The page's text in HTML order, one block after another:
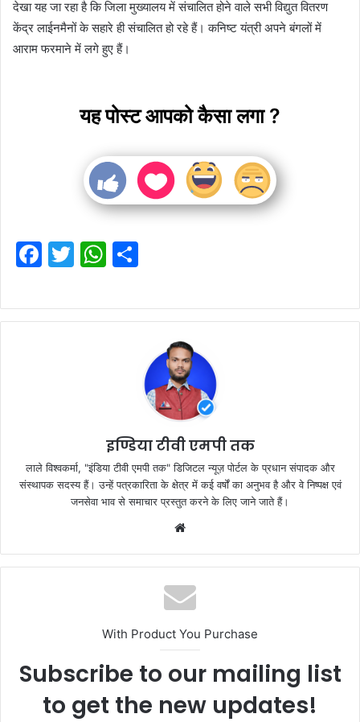
देखा यह जा रहा है कि जिला मुख्यालय में संचालित होने वाले सभी विद्युत वितरण
केंद्र लाईनमैनों के सहारे ही संचालित हो रहे हैं। कनिष्ट यंत्री अपने बंगलों में
आराम फरमाने में लगे हुए हैं।
यह पोस्ट आपको कैसा लगा ?
F
c
e
T
itt
er
W
at
s
ar
e
इण्डिया टीवी एमपी तक
लाले विश्वकर्मा, "इंडिया टीवी एमपी तक" डिजिटल न्यूज़ पोर्टल के प्रधान संपादक और
संस्थापक सदस्य हैं। उन्हें पत्रकारिता के क्षेत्र में कई वर्षों का अनुभव है और वे निष्पक्ष एवं
जनसेवा भाव से समाचार प्रस्तुत करने के लिए जाने जाते हैं।
With Product You Purchase
Subscribe to our mailing list
to get the new updates!